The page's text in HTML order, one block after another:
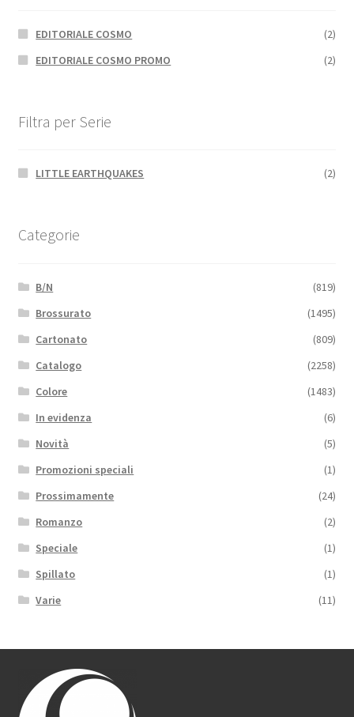
EDITORIALE COSMO
(2)
EDITORIALE COSMO PROMO
(2)
Filtra per Serie
LITTLE EARTHQUAKES (2)
Categorie
B/N
(819)
Brossurato
(1495)
Cartonato
(809)
Catalogo
(2258)
Colore
(1483)
In evidenza
(6)
Novità
(5)
Promozioni speciali
(1)
Prossimamente
(24)
Romanzo
(2)
Speciale
(1)
Spillato
(1)
Varie
(11)